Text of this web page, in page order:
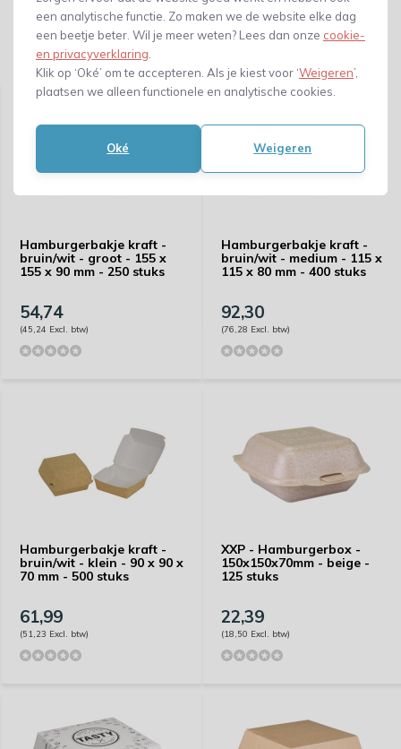
een analytische functie. Zo maken we de website elke dag
een beetje beter. Wil je meer weten? Lees dan onze cookie-
en privacyverklaring
Klik op ‘Oké’ om te accepteren. Als je kiest voor ‘Weigeren’,
plaatsen we alleen functionele en analytische cookies.
Oké Weigeren
Gerelateerde producten
Hamburgerbakje kraft -
bruin/wit - groot - 155 x
155 x 90 mm - 250 stuks
54,74
(45,24 Excl. btw)
Hamburgerbakje kraft -
bruin/wit - medium - 115 x
115 x 80 mm - 400 stuks
92,30
(76,28 Excl. btw)
Hamburgerbakje kraft -
bruin/wit - klein - 90 x 90 x
70 mm - 500 stuks
61,99
(51,23 Excl. btw)
XXP - Hamburgerbox -
150x150x70mm - beige -
125 stuks
22,39
(18,50 Excl. btw)